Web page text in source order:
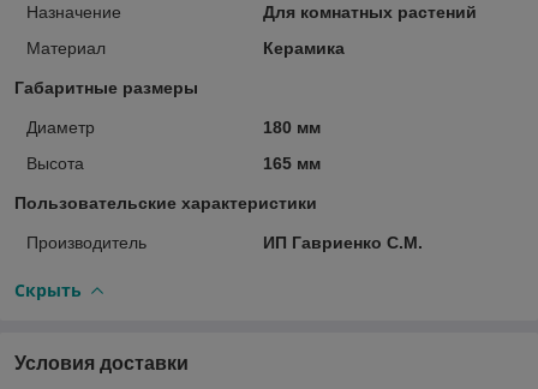
Назначение
Для комнатных растений
Материал
Керамика
Габаритные размеры
Диаметр
180 мм
Высота
165 мм
Пользовательские характеристики
Производитель ИП Гавриенко С.М.
Скрыть
Условия доставки